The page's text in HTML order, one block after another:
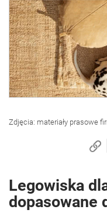
Zdjęcia: materiały prasowe
Legowiska
dopasowane